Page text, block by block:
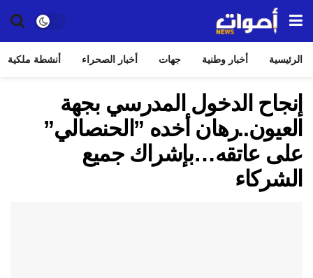
الرئيسية أخبار وطنية جهات أخبار الصحراء أنشطة ملكية
إنجاح الدخول المدرسي بجهة
العيون..رهان أخده ”الحنصالي”
على عاتقه…بإشراك جميع
الشركاء